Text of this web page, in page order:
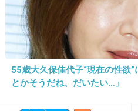
28. 匿名2019/06/20(木) 19:09:10
趣味とか人生の悩みといった
いてるから、上司に限らず知
らないようにしてる。
友達とかと繋がっている垢と
にすごいと思う。
55歳大久保佳代子“現在の性欲
とかそうだね、だいたい…」